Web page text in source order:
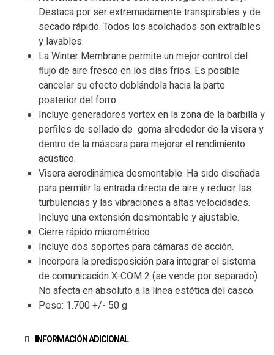
Destaca por ser extremadamente transpirables y de
secado rápido. Todos los acolchados son extraíbles
y lavables.
La Winter Membrane permite un mejor control del
flujo de aire fresco en los días fríos. Es posible
cancelar su efecto doblándola hacia la parte
posterior del forro.
Incluye generadores vortex en la zona de la barbilla y
perfiles de sellado de goma alrededor de la visera y
dentro de la máscara para mejorar el rendimiento
acústico.
Visera aerodinámica desmontable. Ha sido diseñada
para permitir la entrada directa de aire y reducir las
turbulencias y las vibraciones a altas velocidades.
Incluye una extensión desmontable y ajustable.
Cierre rápido micrométrico.
Incluye dos soportes para cámaras de acción.
Incorpora la predisposición para integrar el sistema
de comunicación X-COM 2 (se vende por separado).
No afecta en absoluto a la línea estética del casco.
Peso: 1.700 +/- 50 g
INFORMACIÓN ADICIONAL